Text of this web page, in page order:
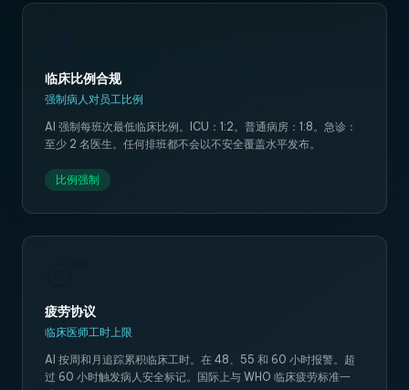
临床比例合规
强制病人对员工比例
AI 强制每班次最低临床比例。ICU：1:2。普通病房：1:8。急诊：
至少 2 名医生。任何排班都不会以不安全覆盖水平发布。
比例强制
疲劳协议
临床医师工时上限
AI 按周和月追踪累积临床工时。在 48、55 和 60 小时报警。超
过 60 小时触发病人安全标记。国际上与 WHO 临床疲劳标准一